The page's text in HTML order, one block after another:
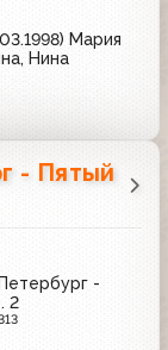
Мария
Нина
- Пятый
-
2